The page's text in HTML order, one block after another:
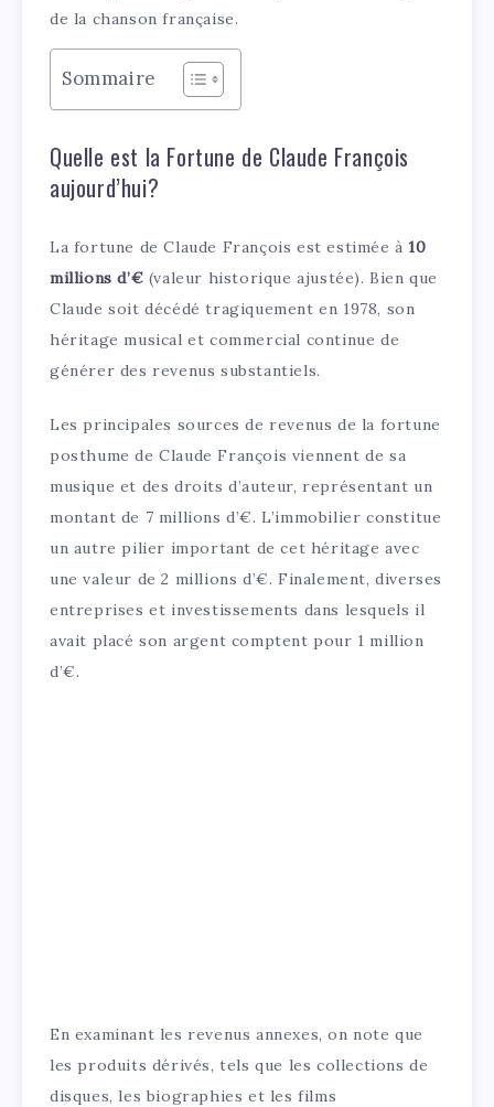
de la chanson française.
Sommaire
Quelle est la Fortune de Claude François
aujourd’hui?
La fortune de Claude François est estimée à10
millions d’€ (valeur historique ajustée). Bien que
Claude soit décédé tragiquement en 1978, son
héritage musical et commercial continue de
générer des revenus substantiels.
Les principales sources de revenus de la fortune
posthume de Claude François viennent de sa
musique et des droits d’auteur, représentant un
montant de 7 millions d’€. L’immobilier constitue
un autre pilier important de cet héritage avec
une valeur de 2 millions d’€. Finalement, diverses
entreprises et investissements dans lesquels il
avait placé son argent comptent pour 1 million
d’€.
En examinant les revenus annexes, on note que
les produits dérivés, tels que les collections de
disques, les biographies et les films